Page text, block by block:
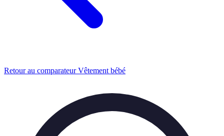
Retour au comparateur Vêtement bébé